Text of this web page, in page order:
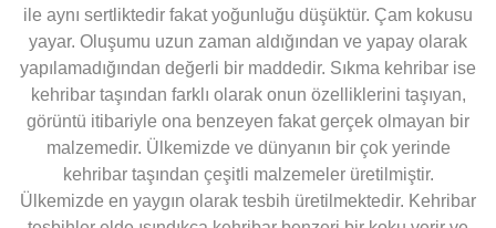
ile aynı sertliktedir fakat yoğunluğu düşüktür. Çam kokusu
yayar. Oluşumu uzun zaman aldığından ve yapay olarak
yapılamadığından değerli bir maddedir. Sıkma kehribar ise
kehribar taşından farklı olarak onun özelliklerini taşıyan,
görüntü itibariyle ona benzeyen fakat gerçek olmayan bir
malzemedir. Ülkemizde ve dünyanın bir çok yerinde
kehribar taşından çeşitli malzemeler üretilmiştir.
Ülkemizde en yaygın olarak tesbih üretilmektedir. Kehribar